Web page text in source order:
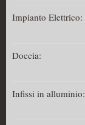
Impianto Elettrico:
Doccia:
Infissi in alluminio: